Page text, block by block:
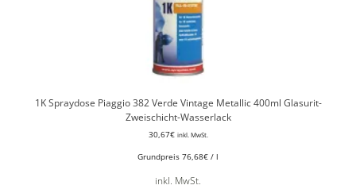
1K Spraydose Piaggio 382 Verde Vintage Metallic 400ml Glasurit-
Zweischicht-Wasserlack
30,67€ inkl. MwSt.
Grundpreis 76,68€ / l
inkl. MwSt.